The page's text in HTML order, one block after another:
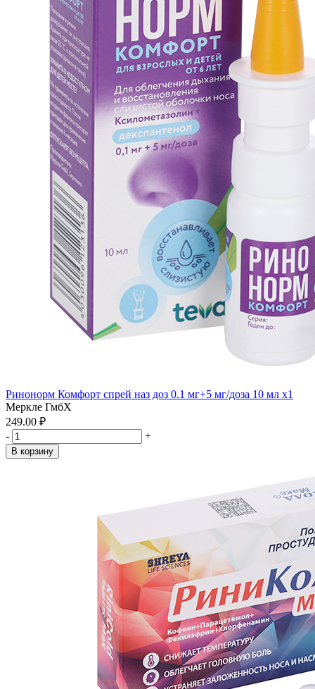
Ринонорм Комфорт спрей наз доз 0.1 мг+5 мг/доза 10 мл x1
Меркле ГмбХ
249.00 ₽
-
+
В корзину